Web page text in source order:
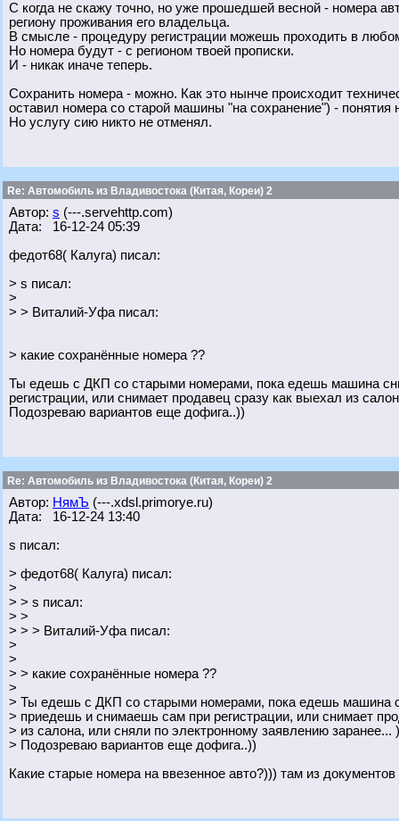
С когда не скажу точно, но уже прошедшей весной - номера
региону проживания его владельца.
В смысле - процедуру регистрации можешь проходить в
Но номера будут - с регионом твоей прописки.
И - никак иначе теперь.
Сохранить номера - можно. Как это нынче происходит
оставил номера со старой машины "на сохранение") - понятия
Но услугу сию никто не отменял.
Re: Автомобиль из Владивостока (Китая, Кореи) 2
Автор: s (---.servehttp.com)
Дата: 16-12-24 05:39
федот68( Калуга) писал:
> s писал:
>
> > Виталий-Уфа писал:
> какие сохранённые номера ??
Ты едешь с ДКП со старыми номерами, пока едешь машина
регистрации, или снимает продавец сразу как выехал из
Подозреваю вариантов еще дофига..))
Re: Автомобиль из Владивостока (Китая, Кореи) 2
Автор: НямЪ (---.xdsl.primorye.ru)
Дата: 16-12-24 13:40
s писал:
> федот68( Калуга) писал:
>
> > s писал:
> >
> > > Виталий-Уфа писал:
>
>
> > какие сохранённые номера ??
>
> Ты едешь с ДКП со старыми номерами, пока едешь машина
> приедешь и снимаешь сам при регистрации, или снимает
> из салона, или сняли по электронному заявлению заранее...
> Подозреваю вариантов еще дофига..))
Какие старые номера на ввезенное авто?))) там из